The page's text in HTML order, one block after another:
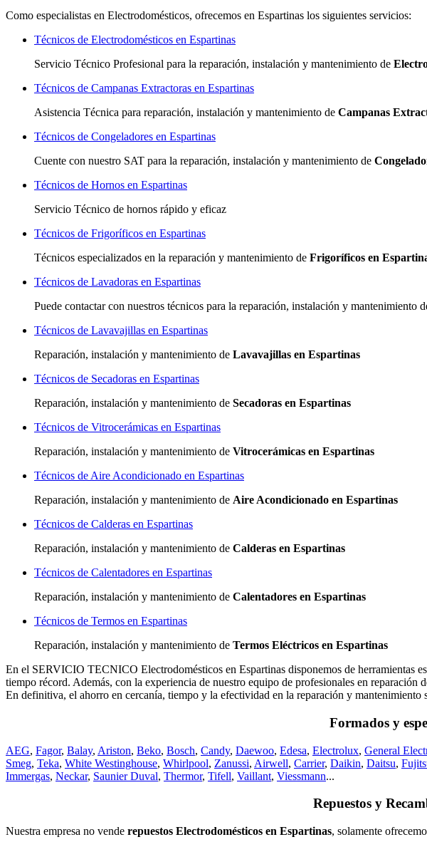
Como especialistas en Electrodomésticos, ofrecemos en Espartinas los siguientes servicios:
Técnicos de Electrodomésticos en Espartinas
Servicio Técnico Profesional para la reparación, instalación y mantenimiento de
Técnicos de Campanas Extractoras en Espartinas
Asistencia Técnica para reparación, instalación y mantenimiento de Campanas
Técnicos de Congeladores en Espartinas
Cuente con nuestro SAT para la reparación, instalación y mantenimiento de
Técnicos de Hornos en Espartinas
Servicio Técnico de hornos rápido y eficaz
Técnicos de Frigoríficos en Espartinas
Técnicos especializados en la reparación y mantenimiento de Frigoríficos en
Técnicos de Lavadoras en Espartinas
Puede contactar con nuestros técnicos para la reparación, instalación y mantenimiento
Técnicos de Lavavajillas en Espartinas
Reparación, instalación y mantenimiento de Lavavajillas en Espartinas
Técnicos de Secadoras en Espartinas
Reparación, instalación y mantenimiento de Secadoras en Espartinas
Técnicos de Vitrocerámicas en Espartinas
Reparación, instalación y mantenimiento de Vitrocerámicas en Espartinas
Técnicos de Aire Acondicionado en Espartinas
Reparación, instalación y mantenimiento de Aire Acondicionado en Espartinas
Técnicos de Calderas en Espartinas
Reparación, instalación y mantenimiento de Calderas en Espartinas
Técnicos de Calentadores en Espartinas
Reparación, instalación y mantenimiento de Calentadores en Espartinas
Técnicos de Termos en Espartinas
Reparación, instalación y mantenimiento de Termos Eléctricos en Espartinas
En el SERVICIO TECNICO Electrodomésticos en Espartinas disponemos de herramientas
tiempo récord. Además, con la experiencia de nuestro equipo de profesionales en
En definitiva, el ahorro en cercanía, tiempo y la efectividad en la reparación y
Formados y
AEG, Fagor, Balay, Ariston, Beko, Bosch, Candy, Daewoo, Edesa, Electrolux, General
Smeg, Teka, White Westinghouse, Whirlpool, Zanussi, Airwell, Carrier, Daikin, Daitsu,
Immergas, Neckar, Saunier Duval, Thermor, Tifell, Vaillant, Viessmann...
Repuestos y
Nuestra empresa no vende repuestos Electrodomésticos en Espartinas, solamente